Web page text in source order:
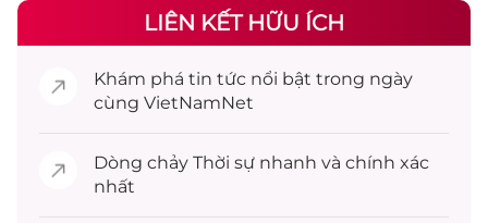
LIÊN KẾT HỮU ÍCH
Khám phá tin tức nổi bật trong ngày
cùng VietNamNet
Dòng chảy Thời sự nhanh và chính xác
nhất